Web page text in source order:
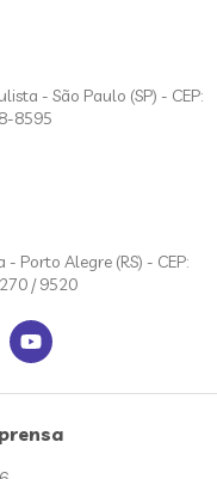
- São Paulo (SP) - CEP:
8595
Porto Alegre (RS) - CEP:
/ 9520